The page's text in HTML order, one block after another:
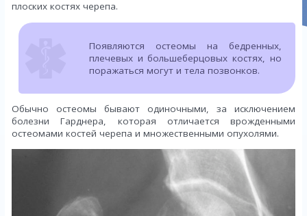
плоских костях черепа.
Появляются остеомы на бедренных,
плечевых и большеберцовых костях, но
поражаться могут и тела позвонков.
Обычно остеомы бывают одиночными, за исключением
болезни Гарднера, которая отличается врожденными
остеомами костей черепа и множественными опухолями.